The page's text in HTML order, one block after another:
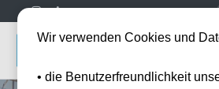
Wir verwenden Cookies und
• die Benutzerfreundlichkeit